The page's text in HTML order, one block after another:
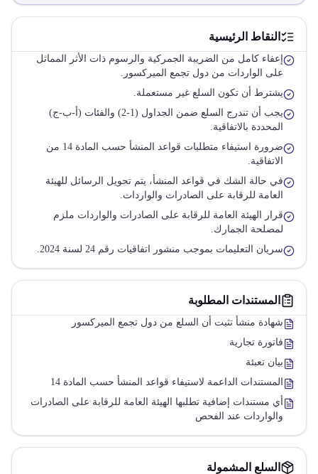
النقاط الرئيسية
إعفاء كامل من الضريبة الجمركية والرسوم ذات الأثر المماثل
على الواردات من دول تجمع الميركسور.
يشترط أن تكون السلع غير مستعملة.
يجب أن تندرج السلع ضمن الجداول (1-2) والفئات (أ-ب-ج)
المحددة بالاتفاقية.
ضرورة استيفاء متطلبات قواعد المنشأ حسب المادة 14 من
الاتفاقية.
في حالة الشك في قواعد المنشأ، يتم تحويل الرسائل للهيئة
العامة للرقابة على الصادرات والواردات.
قرار الهيئة العامة للرقابة على الصادرات والواردات ملزم
لمصلحة الجمارك.
سريان التعليمات بموجب منشور اتفاقيات رقم 24 لسنة 2024.
المستندات المطلوبة
شهادة منشأ تثبت أن السلع من دول تجمع الميركسور
فاتورة تجارية
بيان تعبئة
المستندات الداعمة لاستيفاء قواعد المنشأ حسب المادة 14
أي مستندات إضافية تطلبها الهيئة العامة للرقابة على الصادرات
والواردات عند الفحص
السلع المشمولة